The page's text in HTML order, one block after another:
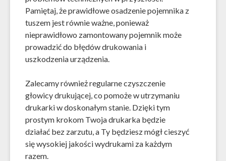
Pamiętaj, że prawidłowe osadzenie pojemnika z
tuszem jest równie ważne, ponieważ
nieprawidłowo zamontowany pojemnik może
prowadzić do błędów drukowania i
uszkodzenia urządzenia.
Zalecamy również regularne czyszczenie
głowicy drukującej, co pomoże w utrzymaniu
drukarki w doskonałym stanie. Dzięki tym
prostym krokom Twoja drukarka będzie
działać bez zarzutu, a Ty będziesz mógł cieszyć
się wysokiej jakości wydrukami za każdym
razem.